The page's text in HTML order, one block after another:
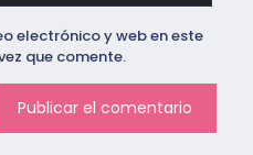
electrónico y web en este
que comente.